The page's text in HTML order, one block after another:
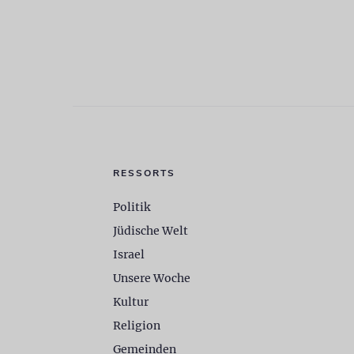
RESSORTS
Politik
Jüdische Welt
Israel
Unsere Woche
Kultur
Religion
Gemeinden